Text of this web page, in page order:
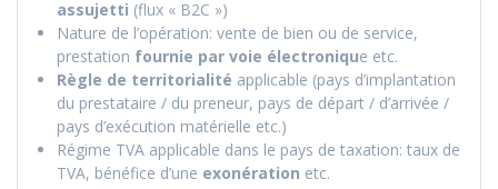
assujetti (flux « B2C »)
Nature de l’opération: vente de bien ou de service,
prestation fournie par voie électronique etc.
Règle de territorialité applicable (pays d’implantation
du prestataire / du preneur, pays de départ / d’arrivée /
pays d’exécution matérielle etc.)
Régime TVA applicable dans le pays de taxation: taux de
TVA, bénéfice d’une exonération etc.